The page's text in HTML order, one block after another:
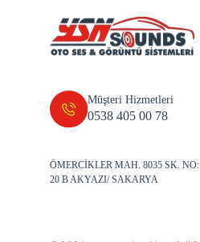
Müşteri Hizmetleri
0538 405 00 78
ÖMERCİKLER MAH. 8035 SK. NO:
20 B AKYAZI/ SAKARYA